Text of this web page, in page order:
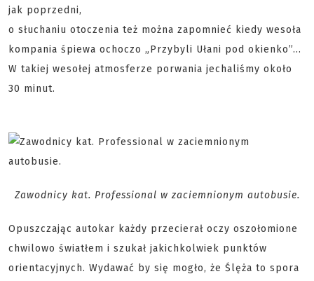
jak poprzedni,
o słuchaniu otoczenia też można zapomnieć kiedy wesoła
kompania śpiewa ochoczo „Przybyli Ułani pod okienko”…
W takiej wesołej atmosferze porwania jechaliśmy około
30 minut.
Zawodnicy kat. Professional w zaciemnionym autobusie.
Opuszczając autokar każdy przecierał oczy oszołomione
chwilowo światłem i szukał jakichkolwiek punktów
orientacyjnych. Wydawać by się mogło, że Ślęża to spora